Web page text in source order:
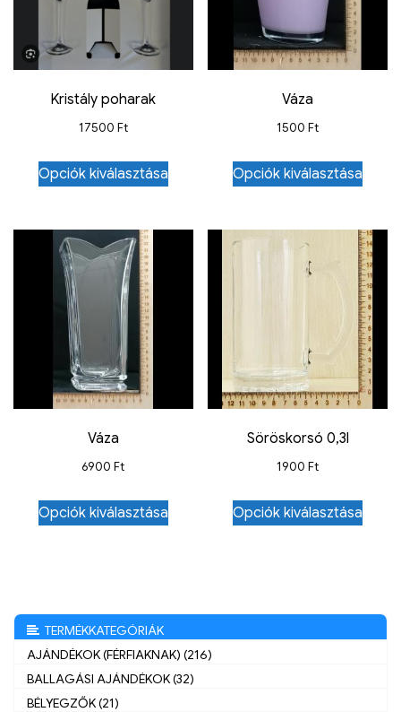
Kristály poharak
17500 Ft
Opciók kiválasztása
Váza
1500Ft
Opciók kiválasztása
Váza
6900Ft
Opciók kiválasztása
Söröskorsó 0,3l
1900Ft
Opciók kiválasztása
TERMÉKKATEGÓRIÁK
AJÁNDÉKOK (FÉRFIAKNAK) (216)
BALLAGÁSI AJÁNDÉKOK (32)
BÉLYEGZŐK (21)